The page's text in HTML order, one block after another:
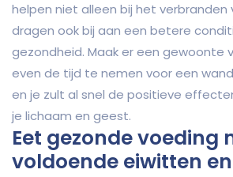
helpen niet alleen bij het verbranden
dragen ook bij aan een betere
gezondheid. Maak er een gewoonte
even de tijd te nemen voor een
en je zult al snel de positieve
je lichaam en geest.
Eet gezonde voeding
voldoende eiwitten